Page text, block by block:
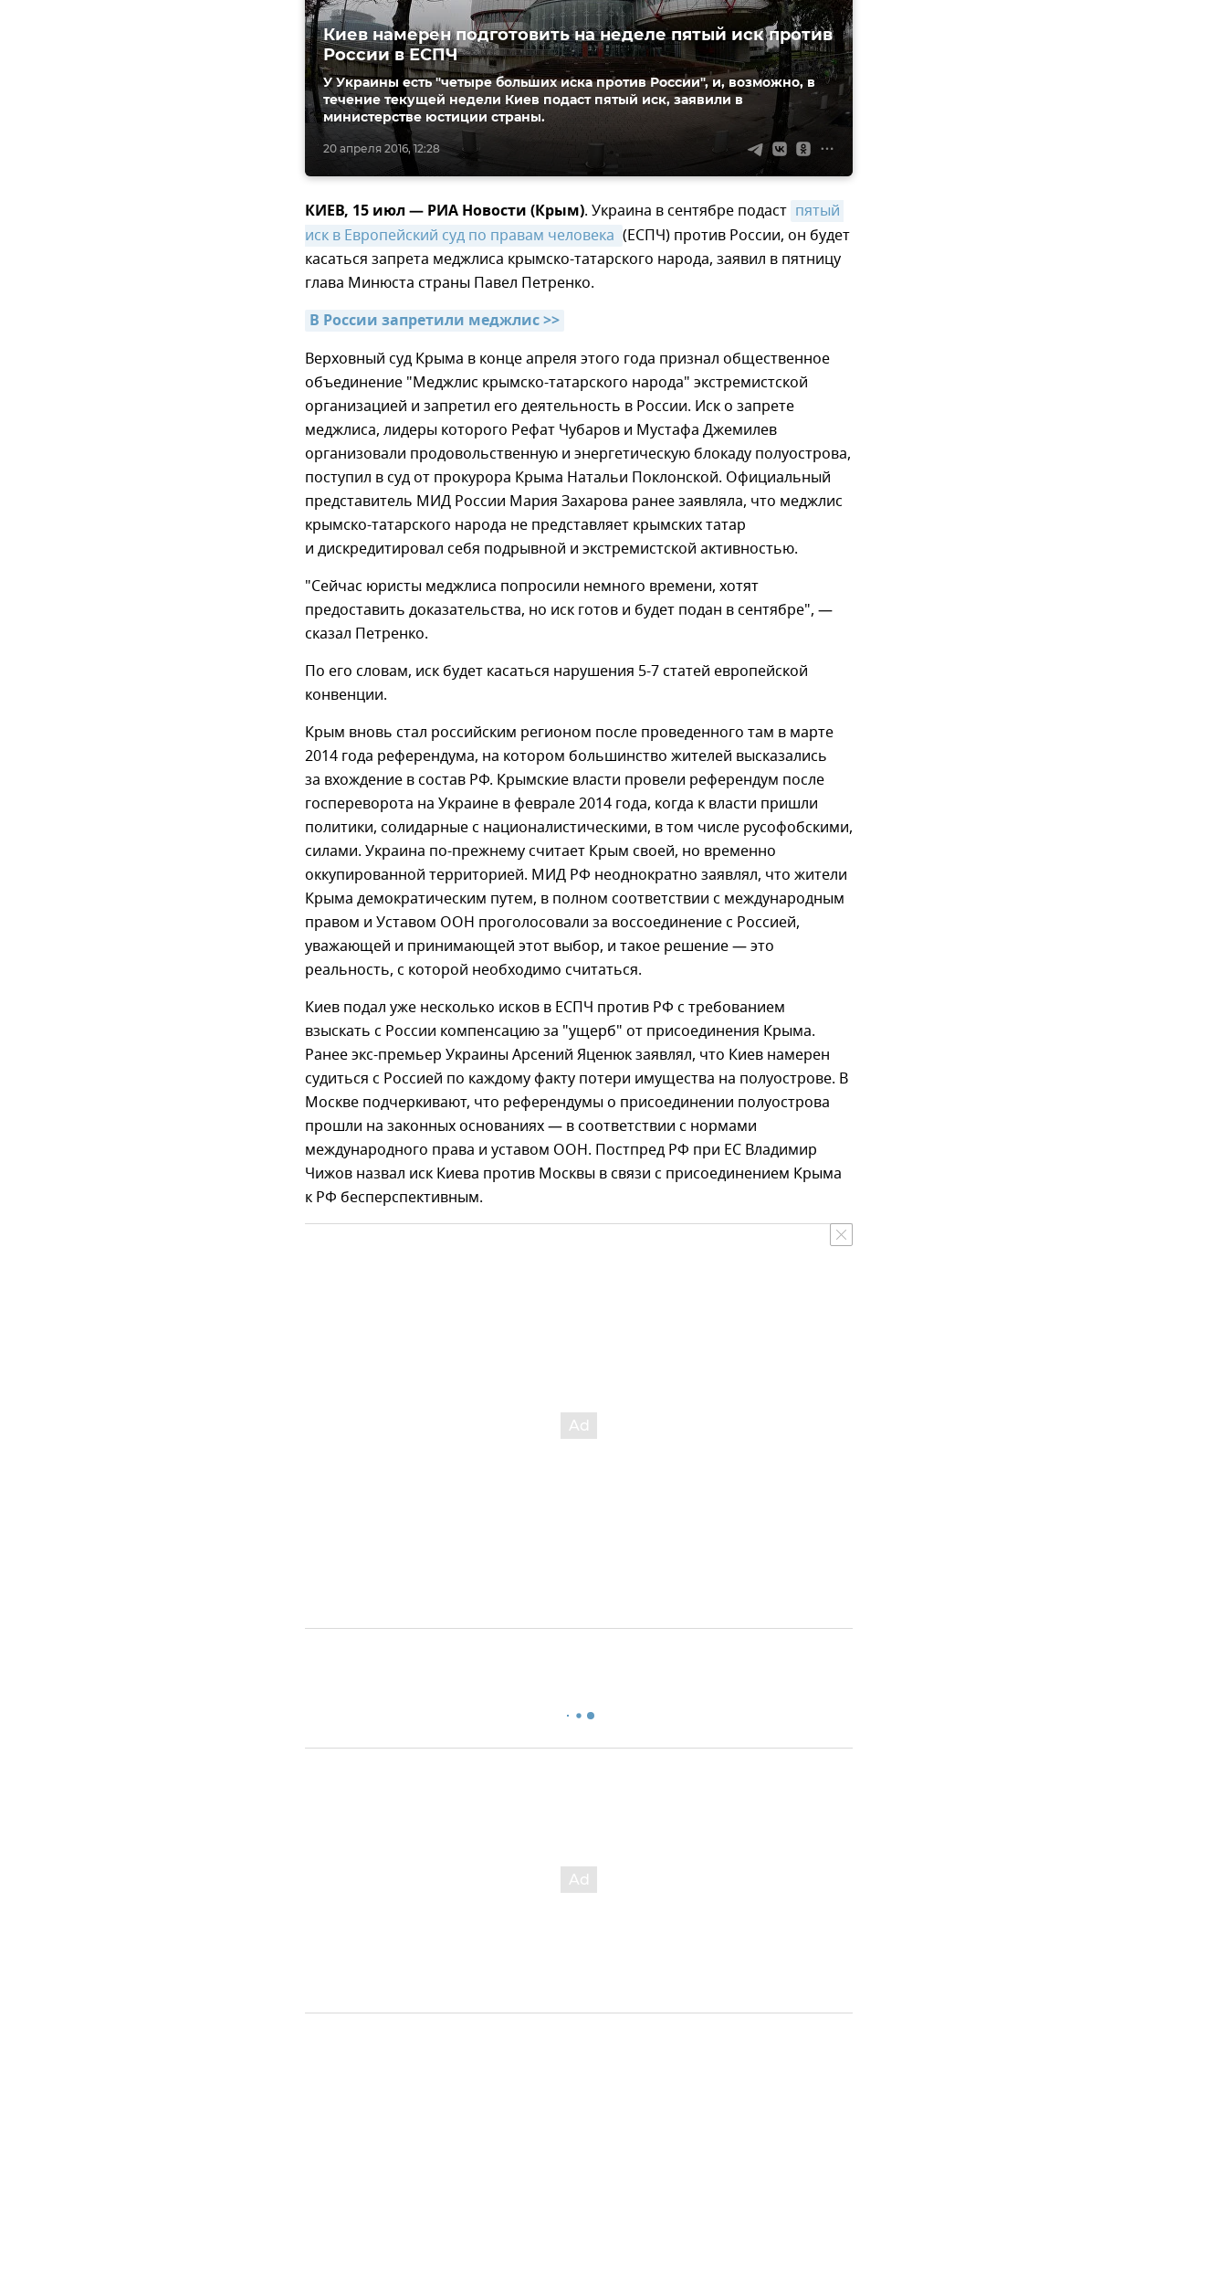
20 апреля 2016, 12:28
Киев намерен подготовить на неделе пятый иск против
России в ЕСПЧ
У Украины есть "четыре больших иска против России", и, возможно, в
течение текущей недели Киев подаст пятый иск, заявили в
министерстве юстиции страны.
КИЕВ, 15 июл — РИА Новости (Крым). Украина в сентябре подаст пятый
иск в Европейский суд по правам человека (ЕСПЧ) против России, он будет
касаться запрета меджлиса крымско-татарского народа, заявил в пятницу
глава Минюста страны Павел Петренко.
В России запретили меджлис >>
Верховный суд Крыма в конце апреля этого года признал общественное
объединение "Меджлис крымско-татарского народа" экстремистской
организацией и запретил его деятельность в России. Иск о запрете
меджлиса, лидеры которого Рефат Чубаров и Мустафа Джемилев
организовали продовольственную и энергетическую блокаду полуострова,
поступил в суд от прокурора Крыма Натальи Поклонской. Официальный
представитель МИД России Мария Захарова ранее заявляла, что меджлис
крымско-татарского народа не представляет крымских татар
и дискредитировал себя подрывной и экстремистской активностью.
"Сейчас юристы меджлиса попросили немного времени, хотят
предоставить доказательства, но иск готов и будет подан в сентябре", —
сказал Петренко.
По его словам, иск будет касаться нарушения 5-7 статей европейской
конвенции.
Крым вновь стал российским регионом после проведенного там в марте
2014 года референдума, на котором большинство жителей высказались
за вхождение в состав РФ. Крымские власти провели референдум после
госпереворота на Украине в феврале 2014 года, когда к власти пришли
политики, солидарные с националистическими, в том числе русофобскими,
силами. Украина по-прежнему считает Крым своей, но временно
оккупированной территорией. МИД РФ неоднократно заявлял, что жители
Крыма демократическим путем, в полном соответствии с международным
правом и Уставом ООН проголосовали за воссоединение с Россией,
уважающей и принимающей этот выбор, и такое решение — это
реальность, с которой необходимо считаться.
Киев подал уже несколько исков в ЕСПЧ против РФ с требованием
взыскать с России компенсацию за "ущерб" от присоединения Крыма.
Ранее экс-премьер Украины Арсений Яценюк заявлял, что Киев намерен
судиться с Россией по каждому факту потери имущества на полуострове. В
Москве подчеркивают, что референдумы о присоединении полуострова
прошли на законных основаниях — в соответствии с нормами
международного права и уставом ООН. Постпред РФ при ЕС Владимир
Чижов назвал иск Киева против Москвы в связи с присоединением Крыма
к РФ бесперспективным.